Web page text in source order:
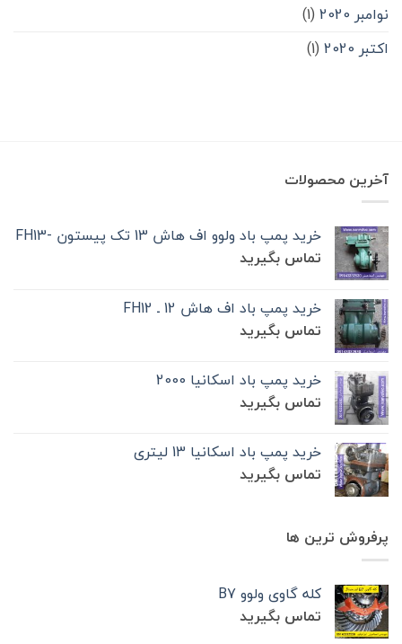
نوامبر 2020
(1)
اکتبر 2020
(1)
آخرین محصولات
خرید پمپ باد ولوو اف هاش 13 تک‌ پیستون -FH13
تماس بگیرید
خرید پمپ باد اف هاش 12 ـ FH12
تماس بگیرید
خرید پمپ باد اسکانیا 2000
تماس بگیرید
خرید پمپ باد اسکانیا 13 لیتری
تماس بگیرید
پرفروش ترین ها
کله گاوی ولوو B7
تماس بگیرید